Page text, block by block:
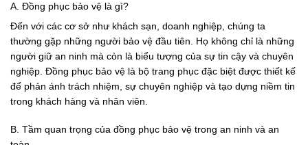
A. Đồng phục bảo vệ là gì?
Đến với các cơ sở như khách sạn, doanh nghiệp, chúng ta
thường gặp những người bảo vệ đầu tiên. Họ không chỉ là những
người giữ an ninh mà còn là biểu tượng của sự tin cậy và chuyên
nghiệp. Đồng phục bảo vệ là bộ trang phục đặc biệt được thiết kế
để phản ánh trách nhiệm, sự chuyên nghiệp và tạo dựng niềm tin
trong khách hàng và nhân viên.
B. Tầm quan trọng của đồng phục bảo vệ trong an ninh và an